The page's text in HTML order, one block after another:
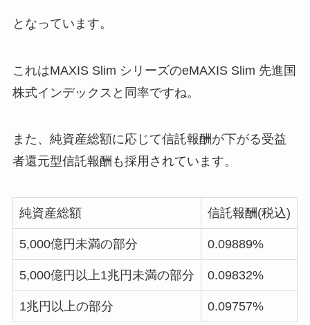
となっています。
これはMAXIS Slim シリーズのeMAXIS Slim 先進国
株式インデックスと同率ですね。
また、純資産総額に応じて信託報酬が下がる受益
者還元型信託報酬も採用されています。
純資産総額 信託報酬(税込)
5,000億円未満の部分 0.09889%
5,000億円以上1兆円未満の部分 0.09832%
1兆円以上の部分 0.09757%